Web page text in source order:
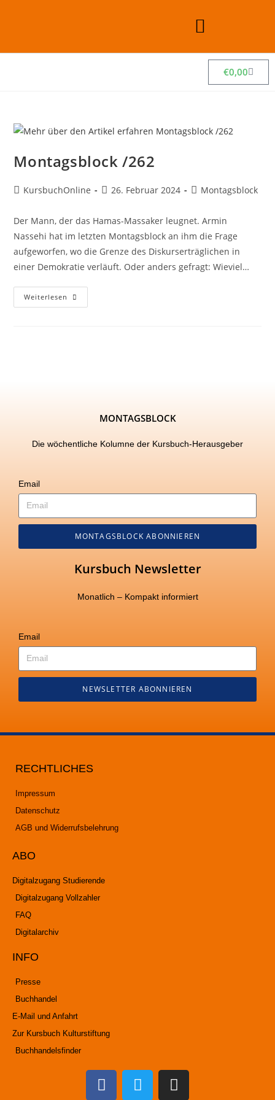
€0,00
Montagsblock /262
KursbuchOnline 26. Februar 2024 Montagsblock
Der Mann, der das Hamas-Massaker leugnet. Armin
Nassehi hat im letzten Montagsblock an ihm die Frage
aufgeworfen, wo die Grenze des Diskurserträglichen in
einer Demokratie verläuft. Oder anders gefragt: Wieviel…
Weiterlesen
MONTAGSBLOCK
Die wöchentliche Kolumne der Kursbuch-Herausgeber
Email
MONTAGSBLOCK ABONNIEREN
Kursbuch Newsletter
Monatlich – Kompakt informiert
Email
NEWSLETTER ABONNIEREN
RECHTLICHES
Impressum
Datenschutz
AGB und Widerrufsbelehrung
ABO
Digitalzugang Studierende
Digitalzugang Vollzahler
FAQ
Digitalarchiv
INFO
Presse
Buchhandel
E-Mail und Anfahrt
Zur Kursbuch Kulturstiftung
Buchhandelsfinder